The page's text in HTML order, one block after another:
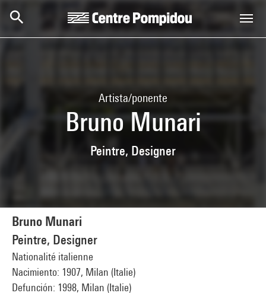
Artista/ponente
Bruno Munari
Peintre, Designer
Bruno Munari
Peintre, Designer
Nationalité italienne
Nacimiento: 1907, Milan (Italie)
Defunción: 1998, Milan (Italie)